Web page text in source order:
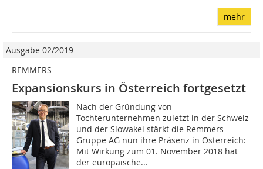
mehr
Ausgabe 02/2019
REMMERS
Expansionskurs in Österreich fortgesetzt
Nach der Gründung von
Tochterunternehmen zuletzt in der Schweiz
und der Slowakei stärkt die Remmers
Gruppe AG nun ihre Präsenz in Österreich:
Mit Wirkung zum 01. November 2018 hat
der europäische...